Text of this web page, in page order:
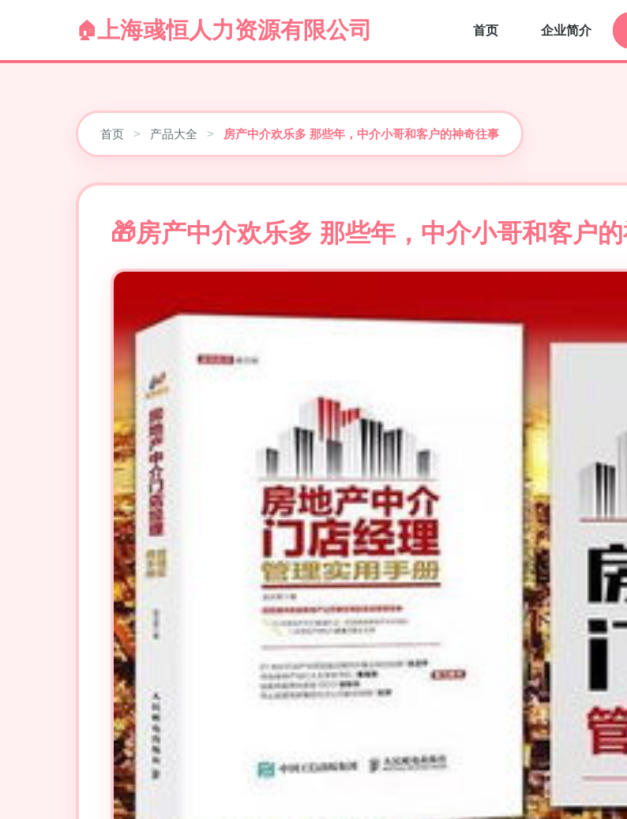
上海彧恒人力资源有限公司 首页 企业简介
首页 > 产品大全 > 房产中介欢乐多 那些年，中介小哥和客户的神奇往事
房产中介欢乐多 那些年，中介小哥和客户